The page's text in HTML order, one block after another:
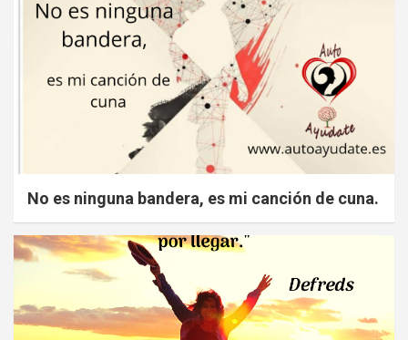
No es ninguna bandera, es mi canción de cuna.